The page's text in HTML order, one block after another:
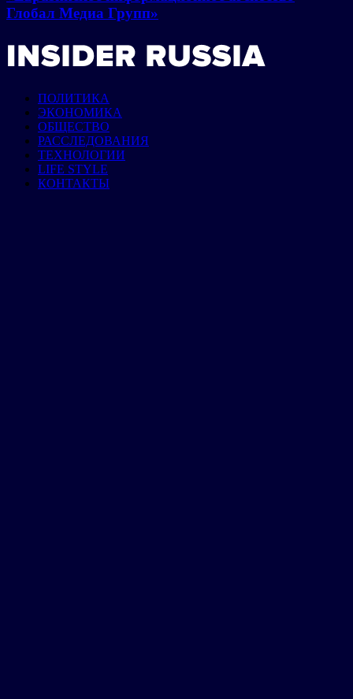
Глобал Медиа Групп»
ПОЛИТИКА
ЭКОНОМИКА
ОБЩЕСТВО
РАССЛЕДОВАНИЯ
ТЕХНОЛОГИИ
LIFE STYLE
КОНТАКТЫ